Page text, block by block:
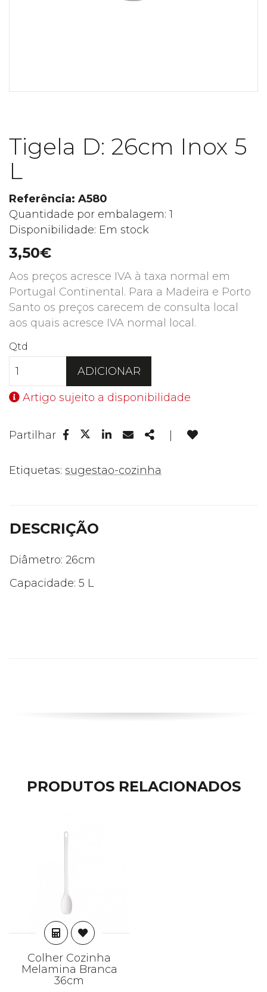
Tigela D: 26cm Inox 5
L
Referência: A580
Quantidade por embalagem: 1
Disponibilidade: Em stock
3,50€
Aos preços acresce IVA à taxa normal em
Portugal Continental. Para a Madeira e Porto
Santo os preços carecem de consulta local
aos quais acresce IVA normal local.
Qtd
ADICIONAR
Artigo sujeito a disponibilidade
Partilhar
FacebookLinkedin
EmailShare
Etiquetas: sugestao-cozinha
DESCRIÇÃO
Diâmetro: 26cm
Capacidade: 5 L
PRODUTOS RELACIONADOS
ADICIONAR
Colher Cozinha
Melamina Branca
36cm